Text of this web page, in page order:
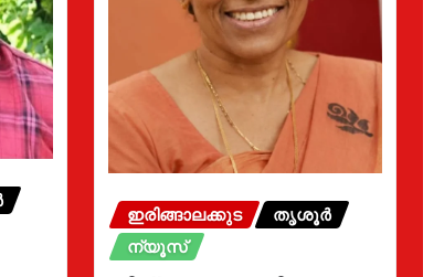
ഇരിങ്ങാലക്കുട
തൃശൂർ
ന്യൂസ്